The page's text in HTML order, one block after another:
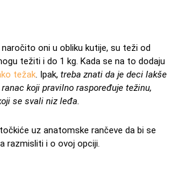
oni u obliku kutije, su teži od
težiti i do 1 kg. Kada se na to dodaju
težak. Ipak, treba znati da je deci lakše
koji pravilno raspoređuje težinu,
se svali niz leđa.
uz anatomske rančeve da bi se
razmisliti i o ovoj opciji.